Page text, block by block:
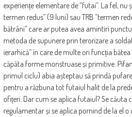
experiențe elementare de ”futai”. La fel, nu
termen redus” (9 luni) sau TRB ”termen
bătrâni” care ar putea avea amintiri
metoda de supunere prin terorizare a
ierarhică” în care de multe ori funcția
căpăta forme monstruase și primitive.
primul ciclu) abia așteptau să prindă
pentru a răzbuna tot futaiul halit de la
ofițeri. Dar cum se aplica futaiul? Se
regulamentar și se aplica pornind de la el